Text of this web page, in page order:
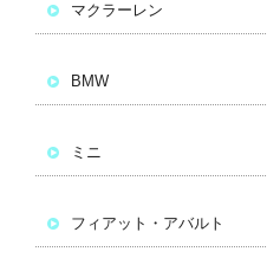
マクラーレン
BMW
ミニ
フィアット・アバルト